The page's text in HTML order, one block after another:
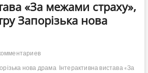
«За межами страху»,
Запорізька нова
нова драма Інтерактивна вистава «За